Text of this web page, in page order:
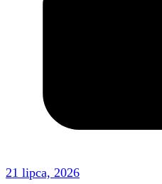
21 lipca, 2026